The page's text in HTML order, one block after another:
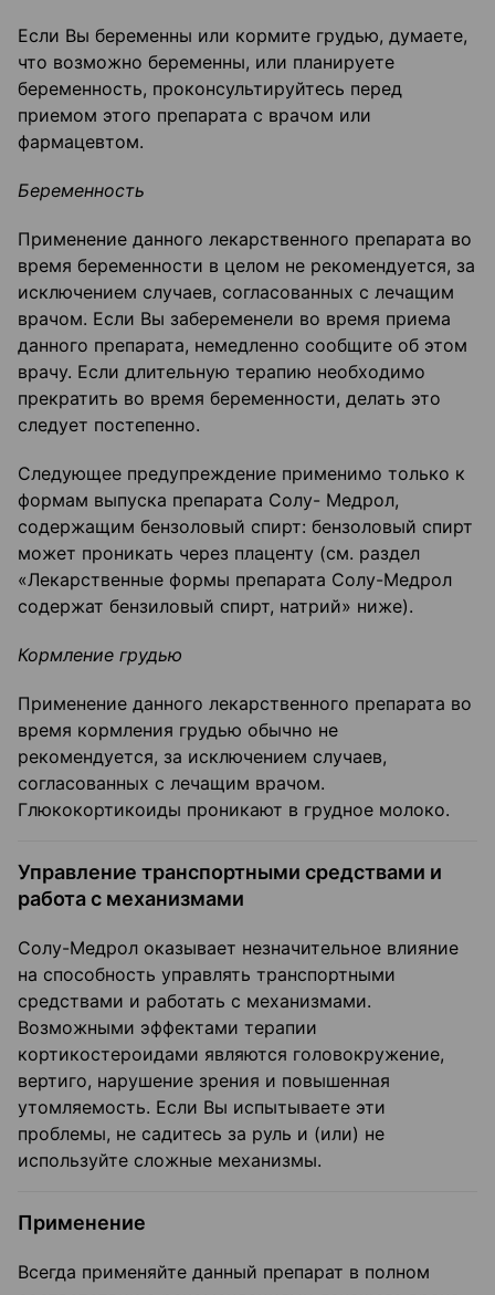
Если Вы беременны или кормите грудью, думаете,
что возможно беременны, или планируете
беременность, проконсультируйтесь перед
приемом этого препарата с врачом или
фармацевтом.
Беременность
Применение данного лекарственного препарата во
время беременности в целом не рекомендуется, за
исключением случаев, согласованных с лечащим
врачом. Если Вы забеременели во время приема
данного препарата, немедленно сообщите об этом
врачу. Если длительную терапию необходимо
прекратить во время беременности, делать это
следует постепенно.
Следующее предупреждение применимо только к
формам выпуска препарата Солу- Медрол,
содержащим бензоловый спирт: бензоловый спирт
может проникать через плаценту (см. раздел
«Лекарственные формы препарата Солу-Медрол
содержат бензиловый спирт, натрий» ниже).
Кормление грудью
Применение данного лекарственного препарата во
время кормления грудью обычно не
рекомендуется, за исключением случаев,
согласованных с лечащим врачом.
Глюкокортикоиды проникают в грудное молоко.
Управление транспортными средствами и
работа с механизмами
Солу-Медрол оказывает незначительное влияние
на способность управлять транспортными
средствами и работать с механизмами.
Возможными эффектами терапии
кортикостероидами являются головокружение,
вертиго, нарушение зрения и повышенная
утомляемость. Если Вы испытываете эти
проблемы, не садитесь за руль и (или) не
используйте сложные механизмы.
Применение
Всегда применяйте данный препарат в полном